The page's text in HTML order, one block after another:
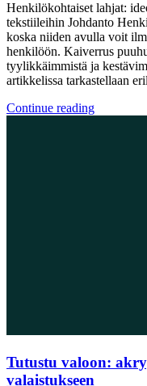
Henkilökohtaiset lahjat:
tekstiileihin Johdanto
koska niiden avulla voit
henkilöön. Kaiverrus
tyylikkäimmistä ja
artikkelissa tarkastellaan
Continue reading
Tutustu valoon:
valaistukseen